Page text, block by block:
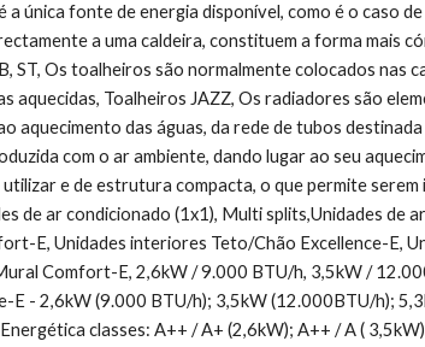
a única fonte de energia disponível, como é o caso
a uma caldeira, constituem a forma mais
ST, Os toalheiros são normalmente colocados nas
aquecidas, Toalheiros JAZZ, Os radiadores são
aquecimento das águas, da rede de tubos
com o ar ambiente, dando lugar ao seu
e de estrutura compacta, o que permite
de ar condicionado (1x1), Multi splits,Unidades de
E, Unidades interiores Teto/Chão Excellence-E,
Comfort-E, 2,6kW / 9.000 BTU/h, 3,5kW /
E - 2,6kW (9.000 BTU/h); 3,5kW (12.000BTU/h);
Energética classes: A++ / A+ (2,6kW); A++ / A (